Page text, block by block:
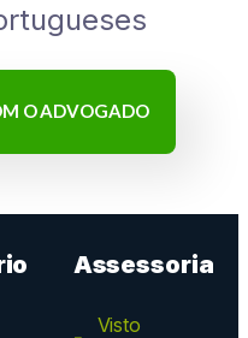
O ADVOGADO
Assessoria
Visto